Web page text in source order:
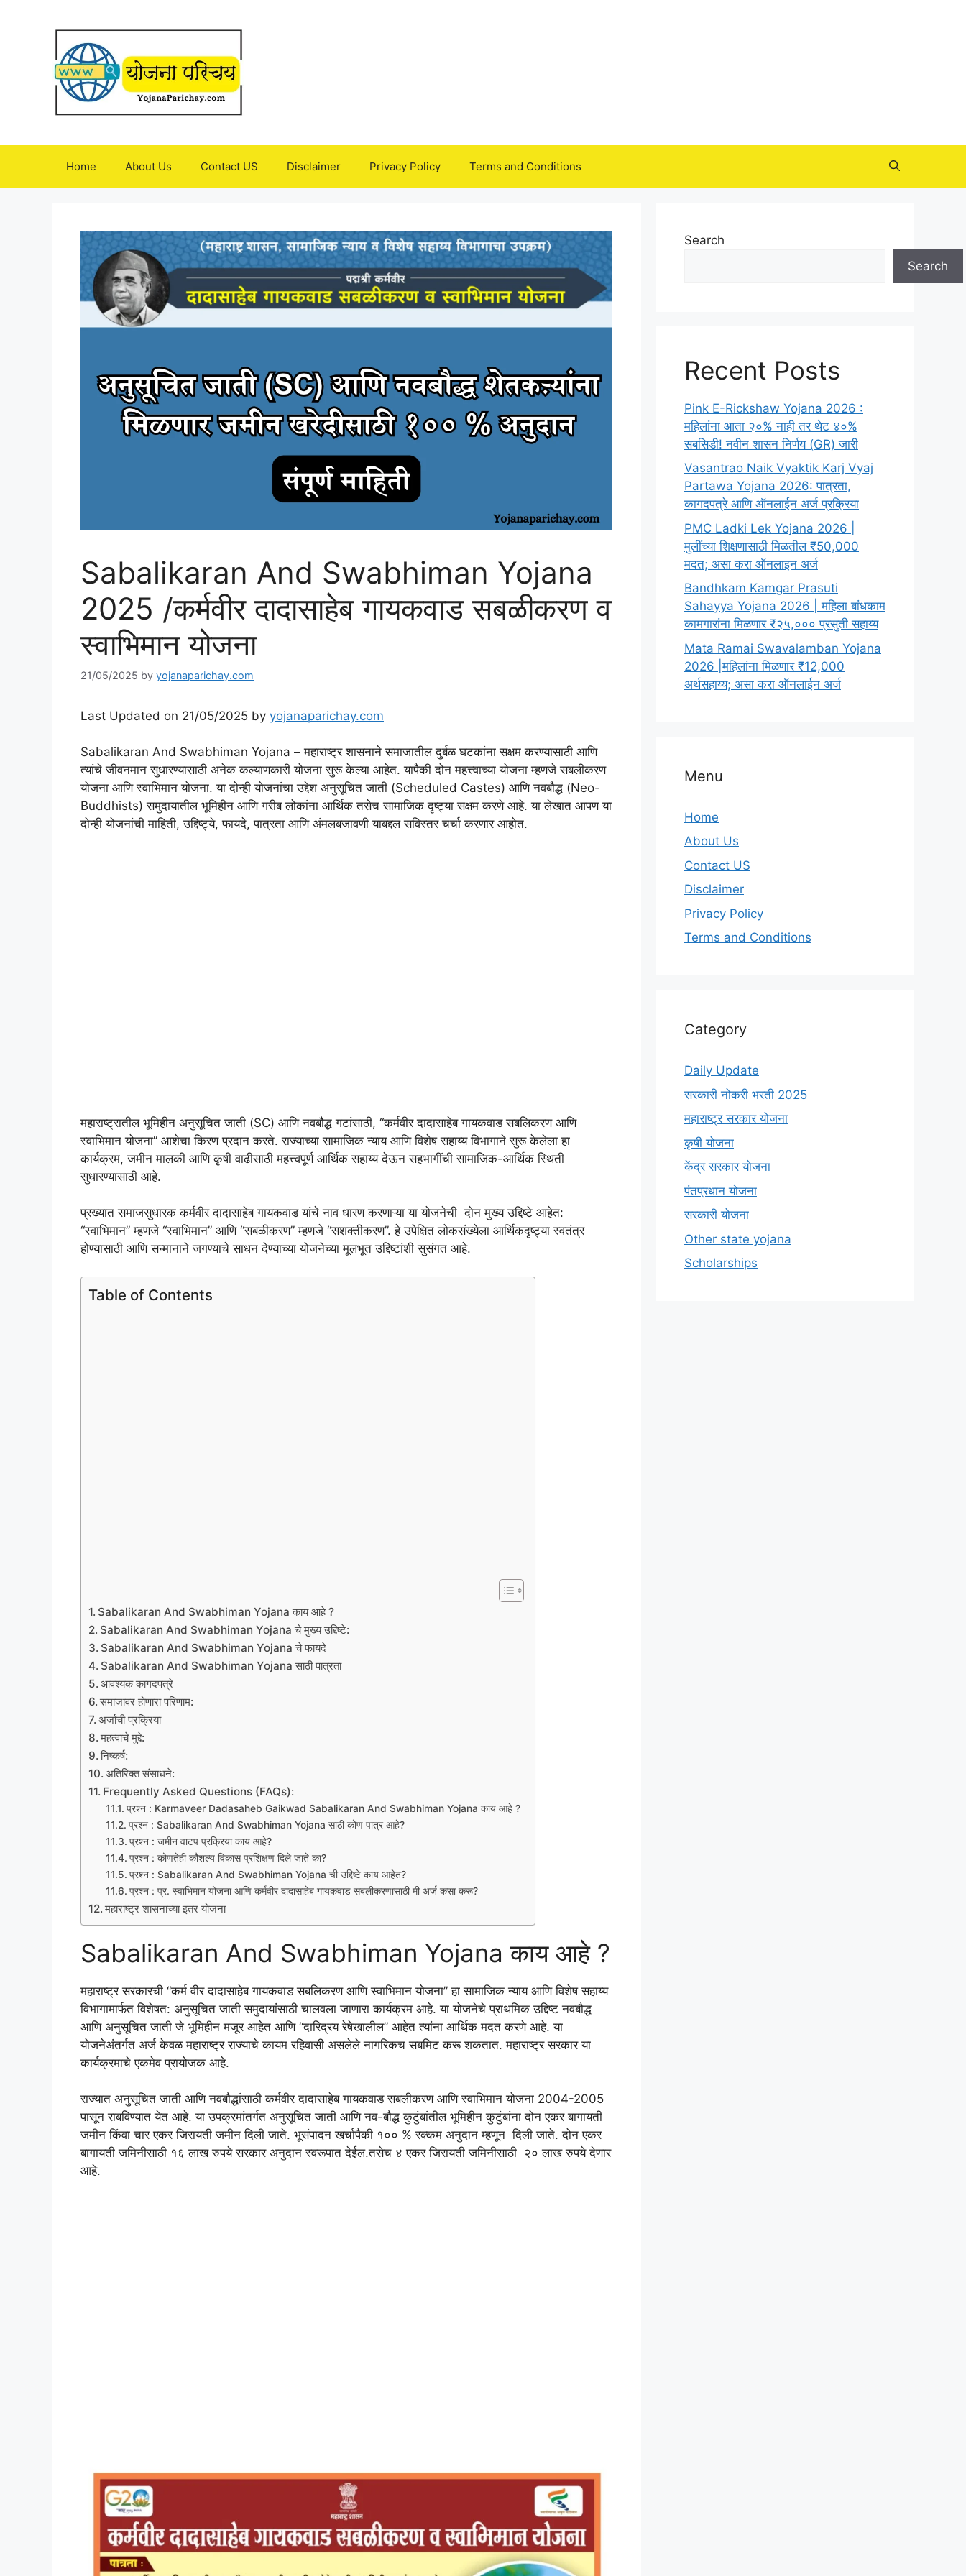
Home About Us Contact US Disclaimer Privacy Policy Terms and Conditions
Sabalikaran And Swabhiman Yojana
2025 /कर्मवीर दादासाहेब गायकवाड सबळीकरण व
स्वाभिमान योजना
21/05/2025 by yojanaparichay.com
Last Updated on 21/05/2025 by yojanaparichay.com
Sabalikaran And Swabhiman Yojana – महाराष्ट्र शासनाने समाजातील दुर्बळ घटकांना सक्षम करण्यासाठी आणि
त्यांचे जीवनमान सुधारण्यासाठी अनेक कल्याणकारी योजना सुरू केल्या आहेत. यापैकी दोन महत्त्वाच्या योजना म्हणजे सबलीकरण
योजना आणि स्वाभिमान योजना. या दोन्ही योजनांचा उद्देश अनुसूचित जाती (Scheduled Castes) आणि नवबौद्ध (Neo-
Buddhists) समुदायातील भूमिहीन आणि गरीब लोकांना आर्थिक तसेच सामाजिक दृष्ट्या सक्षम करणे आहे. या लेखात आपण या
दोन्ही योजनांची माहिती, उद्दिष्ट्ये, फायदे, पात्रता आणि अंमलबजावणी याबद्दल सविस्तर चर्चा करणार आहोत.
महाराष्ट्रातील भूमिहीन अनुसूचित जाती (SC) आणि नवबौद्ध गटांसाठी, “कर्मवीर दादासाहेब गायकवाड सबलिकरण आणि
स्वाभिमान योजना” आशेचा किरण प्रदान करते. राज्याच्या सामाजिक न्याय आणि विशेष सहाय्य विभागाने सुरू केलेला हा
कार्यक्रम, जमीन मालकी आणि कृषी वाढीसाठी महत्त्वपूर्ण आर्थिक सहाय्य देऊन सहभागींची सामाजिक-आर्थिक स्थिती
सुधारण्यासाठी आहे.
प्रख्यात समाजसुधारक कर्मवीर दादासाहेब गायकवाड यांचे नाव धारण करणाऱ्या या योजनेची दोन मुख्य उद्दिष्टे आहेत:
“स्वाभिमान” म्हणजे “स्वाभिमान” आणि “सबळीकरण” म्हणजे “सशक्तीकरण”. हे उपेक्षित लोकसंख्येला आर्थिकदृष्ट्या स्वतंत्र
होण्यासाठी आणि सन्मानाने जगण्याचे साधन देण्याच्या योजनेच्या मूलभूत उद्दिष्टांशी सुसंगत आहे.
Table of Contents
Sabalikaran And Swabhiman Yojana काय आहे ?
Sabalikaran And Swabhiman Yojana चे मुख्य उद्दिष्टे:
Sabalikaran And Swabhiman Yojana चे फायदे
Sabalikaran And Swabhiman Yojana साठी पात्रता
आवश्यक कागदपत्रे
समाजावर होणारा परिणाम:
अर्जांची प्रक्रिया
महत्वाचे मुद्दे:
निष्कर्ष:
अतिरिक्त संसाधने:
Frequently Asked Questions (FAQs):
प्रश्न : Karmaveer Dadasaheb Gaikwad Sabalikaran And Swabhiman Yojana काय आहे ?
प्रश्न : Sabalikaran And Swabhiman Yojana साठी कोण पात्र आहे?
प्रश्न : जमीन वाटप प्रक्रिया काय आहे?
प्रश्न : कोणतेही कौशल्य विकास प्रशिक्षण दिले जाते का?
प्रश्न : Sabalikaran And Swabhiman Yojana ची उद्दिष्टे काय आहेत?
प्रश्न : प्र. स्वाभिमान योजना आणि कर्मवीर दादासाहेब गायकवाड सबलीकरणासाठी मी अर्ज कसा करू?
महाराष्ट्र शासनाच्या इतर योजना
Sabalikaran And Swabhiman Yojana काय आहे ?
महाराष्ट्र सरकारची “कर्म वीर दादासाहेब गायकवाड सबलिकरण आणि स्वाभिमान योजना” हा सामाजिक न्याय आणि विशेष सहाय्य
विभागामार्फत विशेषत: अनुसूचित जाती समुदायांसाठी चालवला जाणारा कार्यक्रम आहे. या योजनेचे प्राथमिक उद्दिष्ट नवबौद्ध
आणि अनुसूचित जाती जे भूमिहीन मजूर आहेत आणि “दारिद्रय रेषेखालील” आहेत त्यांना आर्थिक मदत करणे आहे. या
योजनेअंतर्गत अर्ज केवळ महाराष्ट्र राज्याचे कायम रहिवासी असलेले नागरिकच सबमिट करू शकतात. महाराष्ट्र सरकार या
कार्यक्रमाचे एकमेव प्रायोजक आहे.
राज्यात अनुसूचित जाती आणि नवबौद्धांसाठी कर्मवीर दादासाहेब गायकवाड सबलीकरण आणि स्वाभिमान योजना 2004-2005
पासून राबविण्यात येत आहे. या उपक्रमांतर्गत अनुसूचित जाती आणि नव-बौद्ध कुटुंबांतील भूमिहीन कुटुंबांना दोन एकर बागायती
जमीन किंवा चार एकर जिरायती जमीन दिली जाते. भूसंपादन खर्चापैकी १०० % रक्कम अनुदान म्हणून दिली जाते. दोन एकर
बागायती जमिनीसाठी १६ लाख रुपये सरकार अनुदान स्वरूपात देईल.तसेच ४ एकर जिरायती जमिनीसाठी २० लाख रुपये देणार
आहे.
Search
Search
Recent Posts
Pink E-Rickshaw Yojana 2026 :
महिलांना आता २०% नाही तर थेट ४०%
सबसिडी! नवीन शासन निर्णय (GR) जारी
Vasantrao Naik Vyaktik Karj Vyaj
Partawa Yojana 2026: पात्रता,
कागदपत्रे आणि ऑनलाईन अर्ज प्रक्रिया
PMC Ladki Lek Yojana 2026 |
मुलींच्या शिक्षणासाठी मिळतील ₹50,000
मदत; असा करा ऑनलाइन अर्ज
Bandhkam Kamgar Prasuti
Sahayya Yojana 2026 | महिला बांधकाम
कामगारांना मिळणार ₹२५,००० प्रसुती सहाय्य
Mata Ramai Swavalamban Yojana
2026 |महिलांना मिळणार ₹12,000
अर्थसहाय्य; असा करा ऑनलाईन अर्ज
Menu
Home
About Us
Contact US
Disclaimer
Privacy Policy
Terms and Conditions
Category
Daily Update
सरकारी नोकरी भरती 2025
महाराष्ट्र सरकार योजना
कृषी योजना
केंद्र सरकार योजना
पंतप्रधान योजना
सरकारी योजना
Other state yojana
Scholarships